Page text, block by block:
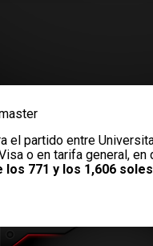
el partido entre
o en tarifa general,
771 y los 1,606